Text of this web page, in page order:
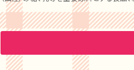
いただけるバランスが魅力です。見た目の
ます。 【特別なシーンを演出します！】 お祝いや贈り物としても喜ばれる一品で、心のこもったおもてなし
や感謝の気持ちを伝えるのに最適です。特別な
しめる！】 厳選された原材料によって作
小さな幸せや特別な行事の贈り物としてもぜひご利用ください。 【
粉乳、抹茶（宇治抹茶）ココアパウダー、
5、青1、青2、赤3）香料、乳化剤 【ココア】 小麦粉（国産）砂糖、卵、粉糖加工品（砂糖・デキストン）乳等を
主要原料とする食品、ショートニング、ココ
料の一部に小麦、大豆を含む 箱サイズ：27×32×4.5cm 賞味期限：120日 保存方法：高温多湿・直射日
光を避けて常温保存してください。 商品説明： 心温まる大阪名物「絹かずき」は、職人のこだわりが詰ま